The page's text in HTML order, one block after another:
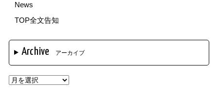
News
TOP全文告知
Archive アーカイブ